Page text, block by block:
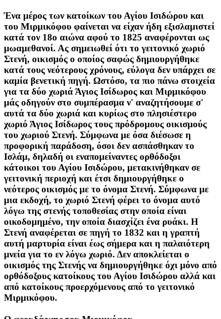
Ένα μέρος των κατοίκων του Αγίου Ισιδώρου και
του Μιρμικόφου φαίνεται να είχαν ήδη εξισλαμιστεί
κατά τον 18ο αιώνα αφού το 1825 αναφέρονται ως
μωαμεθανοί. Ας σημειωθεί ότι το γειτονικό χωριό
Στενή, οικισμός ο οποίος σαφώς δημιουργήθηκε
κατά τους νεότερους χρόνους, εύλογα δεν υπάρχει σε
καμία βενετική πηγή. Ωστόσο, τα πιο πάνω στοιχεία
για τα δύο χωριά Άγιος Ισίδωρος και Μιρμικόφου
μάς οδηγούν στο συμπέρασμα ν' αναζητήσουμε σ'
αυτά τα δύο χωριά και κυρίως στο πλησιέστερο
χωριό Άγιος Ισίδωρος τους πρόδρομους οικισμούς
του χωριού Στενή. Σύμφωνα με όσα διέσωσε η
προφορική παράδοση, όσοι δεν ασπάσθηκαν το
Ισλάμ, δηλαδή οι εναπομείναντες ορθόδοξοι
κάτοικοι του Αγίου Ισιδώρου, μετακινήθηκαν σε
γειτονική περιοχή και έτσι δημιουργήθηκε ο
νεότερος οικισμός με το όνομα Στενή. Σύμφωνα με
μια εκδοχή, το χωριό Στενή φέρει το όνομα αυτό
λόγω της στενής τοποθεσίας στην οποία είναι
οικοδομημένο, την οποία διασχίζει ένα ρυάκι. Η
Στενή αναφέρεται σε πηγή το 1832 και η γραπτή
αυτή μαρτυρία είναι έως σήμερα και η παλαιότερη
μνεία για το εν λόγω χωριό. Δεν αποκλείεται ο
οικισμός της Στενής να δημιουργήθηκε όχι μόνο από
ορθόδοξους κατοίκους του Αγίου Ισιδώρου αλλά και
από κατοίκους προερχόμενους από το γειτονικό
Μιρμικόφου.